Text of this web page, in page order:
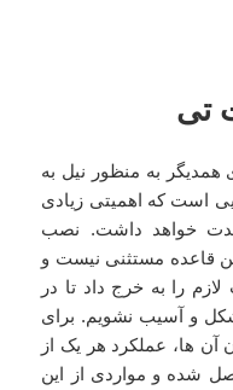
تی
به منظور نیل به
است که اهمیتی زیادی
خواهد داشت. نصب
قاعده مستثنی نیست و
را به خرج داد تا در
و آسیب نشویم. برای
ها، عملکرد هر یک از
شده و مواردی از این